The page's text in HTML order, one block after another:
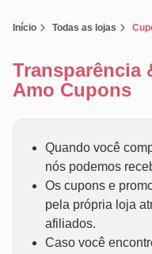
Início Todas as lojas
Transparência
Amo Cupons
Quando você
nós podemos
Os cupons e
pela própria loja
afiliados.
Caso você